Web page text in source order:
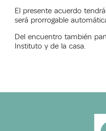
El presente acuerdo
será prorrogable
Del encuentro también
Instituto y de la casa.